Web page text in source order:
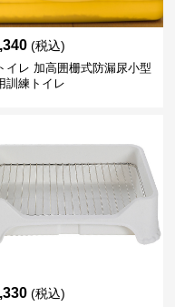
(税込)
イレ 加高囲栅式防漏尿小型
訓練トイレ
(税込)